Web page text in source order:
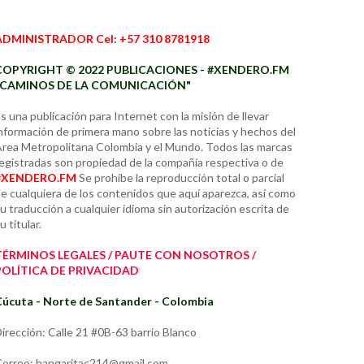
Cel: +57 310 8781918
© 2022 PUBLICACIONES - #XENDERO.FM
DE LA COMUNICACIÓN"
una publicación para Internet con la misión de llevar
de primera mano sobre las noticias y hechos del
Metropolitana Colombia y el Mundo. Todos las marcas
son propiedad de la compañía respectiva o de
Se prohíbe la reproducción total o parcial
cualquiera de los contenidos que aquí aparezca, así como
traducción a cualquier idioma sin autorización escrita de
titular.
LEGALES / PAUTE CON NOSOTROS /
DE PRIVACIDAD
- Norte de Santander - Colombia
Calle 21 #0B-63 barrio Blanco